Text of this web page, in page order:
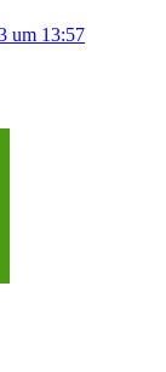
um 13:57